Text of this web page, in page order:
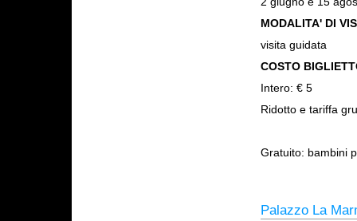
MODALITA' DI
visita guidata
COSTO
Intero: € 5
Ridotto e tariffa
Gratuito: bambini
Palazzo La